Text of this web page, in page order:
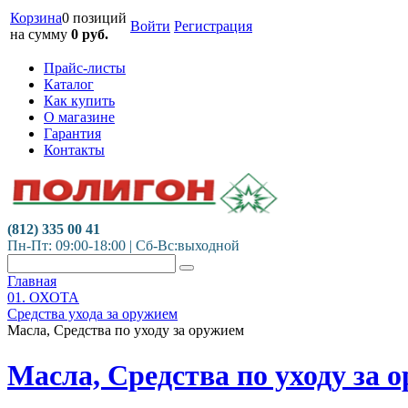
Корзина0 позиций
на сумму 0 руб.
Войти Регистрация
Прайс-листы
Каталог
Как купить
О магазине
Гарантия
Контакты
(812) 335 00 41
Пн-Пт: 09:00-18:00 | Сб-Вс:выходной
Главная
01. ОХОТА
Средства ухода за оружием
Масла, Средства по уходу за оружием
Масла, Средства по уходу за